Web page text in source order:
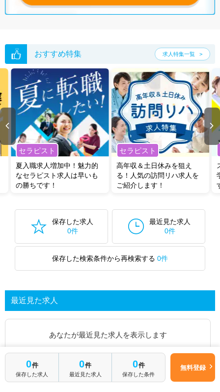
おすすめ特集 求人特集一覧
セラピスト
夏入職求人増加中！魅力的
なセラピスト求人は早いも
の勝ちです！
セラピスト
高年収＆土日休みを狙え
る！人気の訪問リハ求人を
ご紹介します！
保存した求人
0件
最近見た求人
0件
保存した検索条件から再検索する 0件
最近見た求人
あなたが最近見た求人を表示します
求人を探してみる
0件
保存した求人
0件
最近見た求人
0件
保存した条件
無料登録